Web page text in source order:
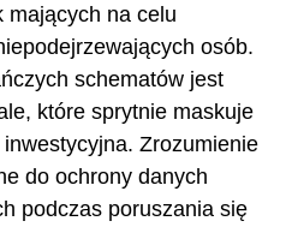
mających na celu
osób.
schematów jest
które sprytnie maskuje
Zrozumienie
do ochrony danych
podczas poruszania się